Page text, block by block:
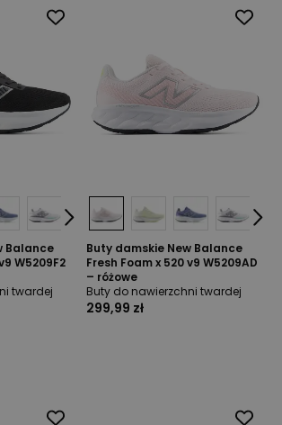
Balance
W5209F2
twardej
Buty damskie New Balance
Fresh Foam x 520 v9 W5209AD
– różowe
Buty do nawierzchni twardej
299,99 zł